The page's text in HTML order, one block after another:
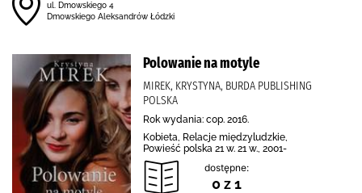
ul. Dmowskiego 4
Dmowskiego Aleksandrów Łódzki
Polowanie na motyle
MIREK, KRYSTYNA, BURDA PUBLISHING
POLSKA
Rok wydania: cop. 2016.
Kobieta, Relacje międzyludzkie,
Powieść polska 21 w. 21 w., 2001-
dostępne:
0 z 1